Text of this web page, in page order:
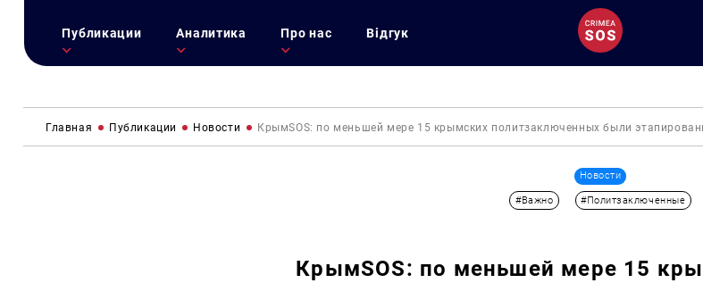
Публикации Аналитика Про нас Відгук
Главная Публикации Новости КрымSOS: по меньшей мере 15 крымских политзаключенных были
Новости
#Важно #Политзаключенные
КрымSOS: по меньшей мере 15